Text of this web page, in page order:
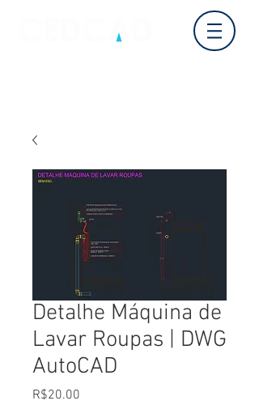
Detalhe Máquina de
Lavar Roupas | DWG
AutoCAD
R$20.00